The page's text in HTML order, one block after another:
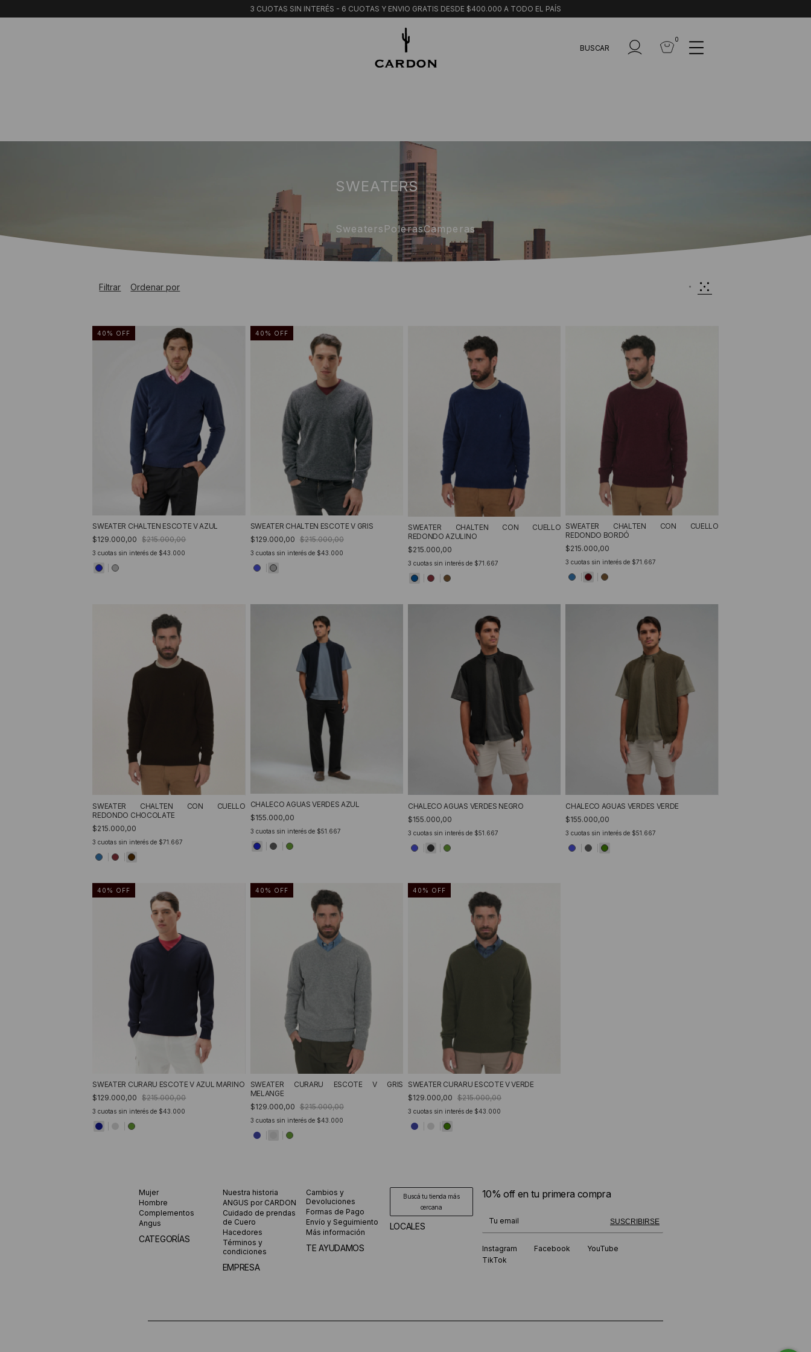
3 CUOTAS SIN INTERÉS - 6 CUOTAS Y ENVIO GRATIS DESDE $400.000 A TODO EL PAÍS
BUSCAR
0
SWEATERS
Sweaters PolerasCamperas
Filtrar Ordenar por
40 % OFF
SWEATER CHALTEN ESCOTE V AZUL
$129.000,00
$215.000,00
3 cuotas sin interés de $43.000
40 % OFF
SWEATER CHALTEN ESCOTE V GRIS
$129.000,00 $215.000,00
3 cuotas sin interés de $43.000
SWEATER CHALTEN CON CUELLO
REDONDO AZULINO
$215.000,00
3 cuotas sin interés de $71.667
SWEATER CHALTEN CON CUELLO
REDONDO BORDÓ
$215.000,00
3 cuotas sin interés de $71.667
SWEATER CHALTEN CON CUELLO
REDONDO CHOCOLATE
$215.000,00
3 cuotas sin interés de $71.667
CHALECO AGUAS VERDES AZUL
$155.000,00
3 cuotas sin interés de $51.667
CHALECO AGUAS VERDES NEGRO
$155.000,00
3 cuotas sin interés de $51.667
CHALECO AGUAS VERDES VERDE
$155.000,00
3 cuotas sin interés de $51.667
40 % OFF
SWEATER CURARU ESCOTE V AZUL MARINO
$129.000,00
$215.000,00
3 cuotas sin interés de $43.000
40 % OFF
SWEATER CURARU ESCOTE V GRIS
MELANGE
$129.000,00 $215.000,00
3 cuotas sin interés de $43.000
40 % OFF
SWEATER CURARU ESCOTE V VERDE
$129.000,00 $215.000,00
3 cuotas sin interés de $43.000
Mujer
Hombre
Complementos
Angus
CATEGORÍAS
Nuestra historia
ANGUS por CARDON
Cuidado de prendas
de Cuero
Hacedores
Términos y
condiciones
EMPRESA
Cambios y
Devoluciones
Formas de Pago
Envío y Seguimiento
Más información
TE AYUDAMOS
Buscá tu tienda más
cercana
LOCALES
10% off en tu primera compra
SUSCRIBIRSE
¡Te suscribiste exitosamente!
Instagram Facebook
YouTube
TikTok